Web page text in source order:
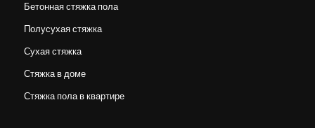
Бетонная стяжка пола
Полусухая стяжка
Сухая стяжка
Стяжка в доме
Стяжка пола в квартире